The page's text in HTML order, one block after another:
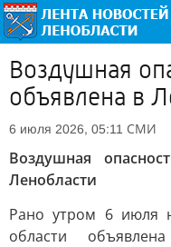
Воздушная
объявлена в
6 июля 2026, 05:11 СМИ
Воздушная
Ленобласти
Рано утром 6 июля
области